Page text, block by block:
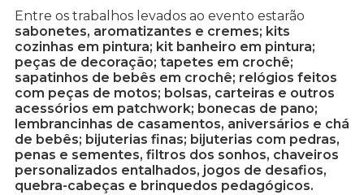
Entre os trabalhos levados ao evento estarão
sabonetes, aromatizantes e cremes; kits
cozinhas em pintura; kit banheiro em pintura;
peças de decoração; tapetes em crochê;
sapatinhos de bebês em crochê; relógios feitos
com peças de motos; bolsas, carteiras e outros
acessórios em patchwork; bonecas de pano;
lembrancinhas de casamentos, aniversários e chá
de bebês; bijuterias finas; bijuterias com pedras,
penas e sementes, filtros dos sonhos, chaveiros
personalizados entalhados, jogos de desafios,
quebra-cabeças e brinquedos pedagógicos.